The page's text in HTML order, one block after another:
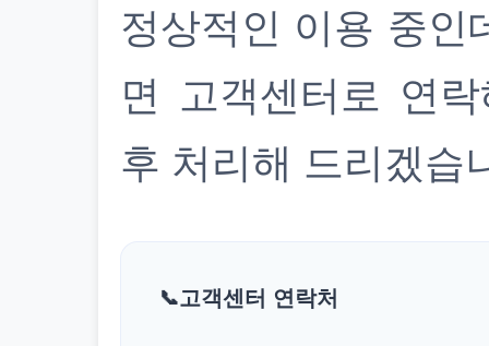
정상적인 이용 중인
면 고객센터로 연
후 처리해 드리겠습
고객센터 연락처